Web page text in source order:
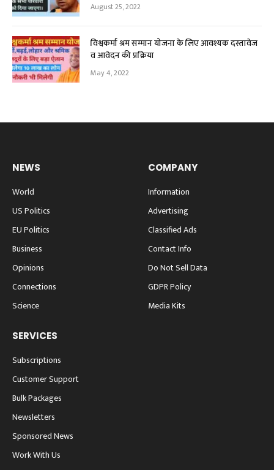
August 25, 2022
विश्वकर्मा श्रम सम्मान योजना के लिए आवश्यक दस्तावेज
व आवेदन की प्रक्रिया
May 4, 2022
NEWS
World
US Politics
EU Politics
Business
Opinions
Connections
Science
COMPANY
Information
Advertising
Classified Ads
Contact Info
Do Not Sell Data
GDPR Policy
Media Kits
SERVICES
Subscriptions
Customer Support
Bulk Packages
Newsletters
Sponsored News
Work With Us